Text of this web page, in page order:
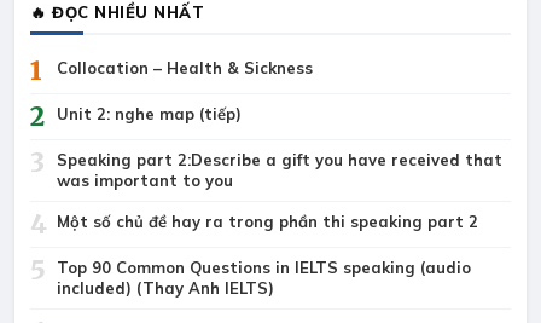
🔥 ĐỌC NHIỀU NHẤT
1 Collocation – Health & Sickness
2 Unit 2: nghe map (tiếp)
3
Speaking part 2:Describe a gift you have received that
was important to you
4 Một số chủ đề hay ra trong phần thi speaking part 2
5
Top 90 Common Questions in IELTS speaking (audio
included) (Thay Anh IELTS)